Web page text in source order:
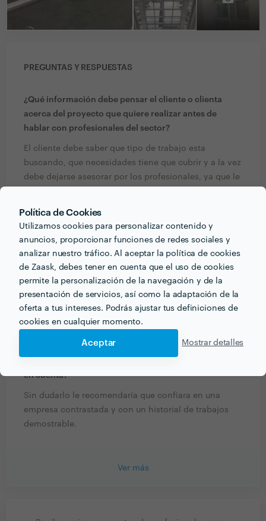
Política de Cookies
Utilizamos cookies para personalizar contenido y
anuncios, proporcionar funciones de redes sociales y
analizar nuestro tráfico. Al aceptar la política de cookies
de Zaask, debes tener en cuenta que el uso de cookies
permite la personalización de la navegación y de la
presentación de servicios, así como la adaptación de la
oferta a tus intereses. Podrás ajustar tus definiciones de
cookies en cualquier momento.
Aceptar Mostrar detalles
PREGUNTAS Y RESPUESTAS
¿Qué información debe pensar el cliente o clienta
acerca del proyecto que quiere realizar antes de
hablar con profesionales del sector?
El cliente debe saber que tipo de trabajo esta
buscando, que necesidades tiene que cubrir y a la vez
debe dejarse asesorar por los profesionales, ya que le
¿Qué formación y experiencia tienes que estén
relacionadas con tu trabajo?
Todos nuestros técnicos, así como nuestros
instaladores cuentan con sus respectivas titulaciones
para ejercer su puesto sin problema alguno.
¿Qué consejo le darías a alguien que quiera contratar
en cuenta?
Sin dudarlo le recomendaría que confiara en una
empresa contrastada y con un historial de trabajos
demostrable.
Ver más